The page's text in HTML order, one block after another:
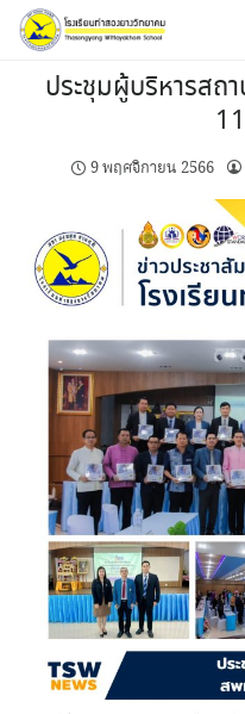
ประชุมผู้บริหารส
9 พฤศจิกายน 2566